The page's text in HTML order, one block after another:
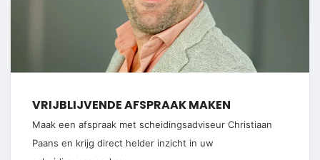
VRIJBLIJVENDE AFSPRAAK MAKEN
Maak een afspraak met scheidingsadviseur Christiaan
Paans en krijg direct helder inzicht in uw